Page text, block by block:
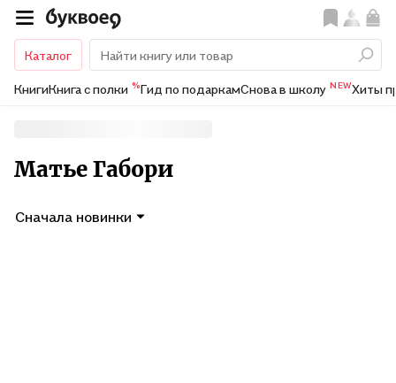
Каталог
КнигиКнига с полки %Гид по подаркамСнова в школу NEWХиты
Матье Габори
Сначала новинки